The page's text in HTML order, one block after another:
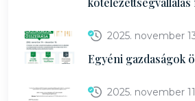
2025. november
Egyéni gazdaságok
2025. november